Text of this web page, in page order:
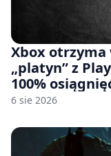
Xbox otrzyma
„platyn” z
100%
czymś, co ma
6 sie 2026